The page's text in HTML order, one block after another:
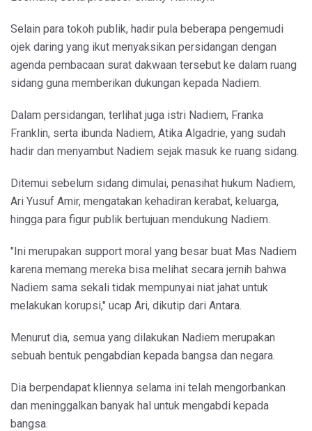
Selain para tokoh publik, hadir pula beberapa pengemudi
ojek daring yang ikut menyaksikan persidangan dengan
agenda pembacaan surat dakwaan tersebut ke dalam ruang
sidang guna memberikan dukungan kepada Nadiem.
Dalam persidangan, terlihat juga istri Nadiem, Franka
Franklin, serta ibunda Nadiem, Atika Algadrie, yang sudah
hadir dan menyambut Nadiem sejak masuk ke ruang sidang.
Ditemui sebelum sidang dimulai, penasihat hukum Nadiem,
Ari Yusuf Amir, mengatakan kehadiran kerabat, keluarga,
hingga para figur publik bertujuan mendukung Nadiem.
"Ini merupakan support moral yang besar buat Mas Nadiem
karena memang mereka bisa melihat secara jernih bahwa
Nadiem sama sekali tidak mempunyai niat jahat untuk
melakukan korupsi," ucap Ari, dikutip dari Antara.
Menurut dia, semua yang dilakukan Nadiem merupakan
sebuah bentuk pengabdian kepada bangsa dan negara.
Dia berpendapat kliennya selama ini telah mengorbankan
dan meninggalkan banyak hal untuk mengabdi kepada
bangsa.